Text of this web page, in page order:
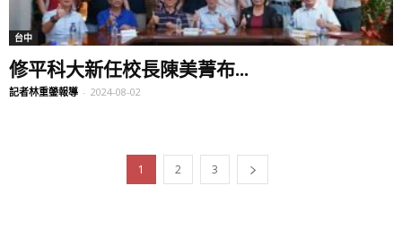
台中
修平科大新任校長陳美菁布...
記者林重鎣報導 - 2024-08-02
1 2 3